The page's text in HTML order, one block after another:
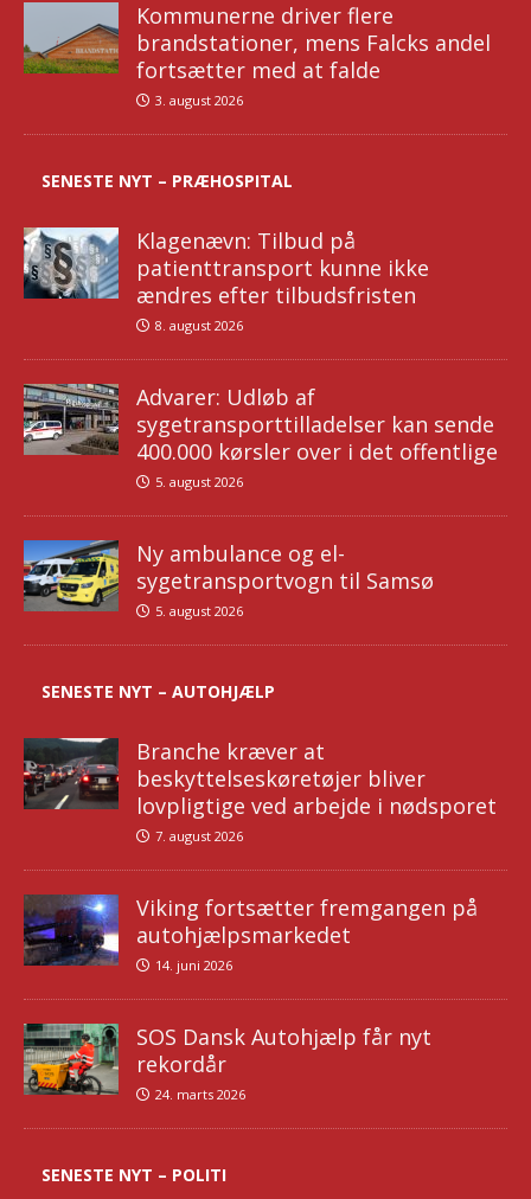
Kommunerne driver flere
brandstationer, mens Falcks andel
fortsætter med at falde
3. august 2026
SENESTE NYT – PRÆHOSPITAL
Klagenævn: Tilbud på
patienttransport kunne ikke
ændres efter tilbudsfristen
8. august 2026
Advarer: Udløb af
sygetransporttilladelser kan sende
400.000 kørsler over i det offentlige
5. august 2026
Ny ambulance og el-
sygetransportvogn til Samsø
5. august 2026
SENESTE NYT – AUTOHJÆLP
Branche kræver at
beskyttelseskøretøjer bliver
lovpligtige ved arbejde i nødsporet
7. august 2026
Viking fortsætter fremgangen på
autohjælpsmarkedet
14. juni 2026
SOS Dansk Autohjælp får nyt
rekordår
24. marts 2026
SENESTE NYT – POLITI